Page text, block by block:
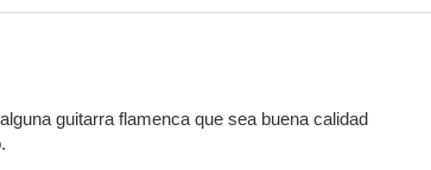
guitarra flamenca que sea buena calidad